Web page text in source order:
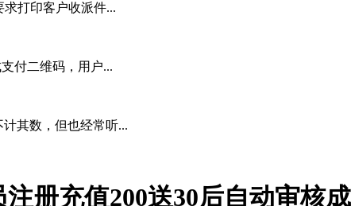
打印客户收派件...
付二维码，用户...
其数，但也经常听...
册充值200送30后自动审核